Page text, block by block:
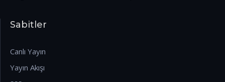
Sabitler
Canlı Yayın
Yayın Akışı